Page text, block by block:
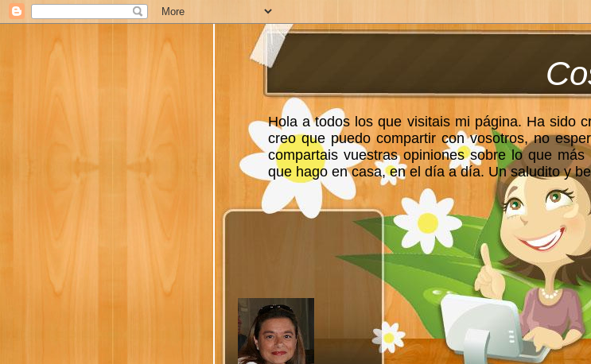
Hola a todos los que visitais mi página. Ha sido
creo que puedo compartir con vosotros, no
compartais vuestras opiniones sobre lo que
que hago en casa, en el día a día. Un saludito y